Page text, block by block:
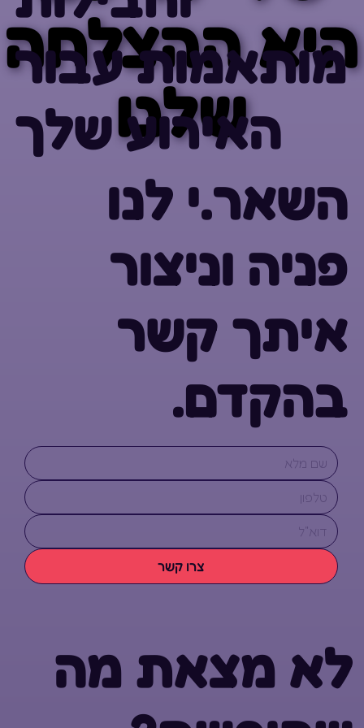
לא מצאת מה
היא ההצלחה
שלנו
היא ההצלחה
שלנו
מותאמות עבור
האירוע שלך
השאר.י לנו
פניה וניצור
איתך קשר
בהקדם.
צרו קשר